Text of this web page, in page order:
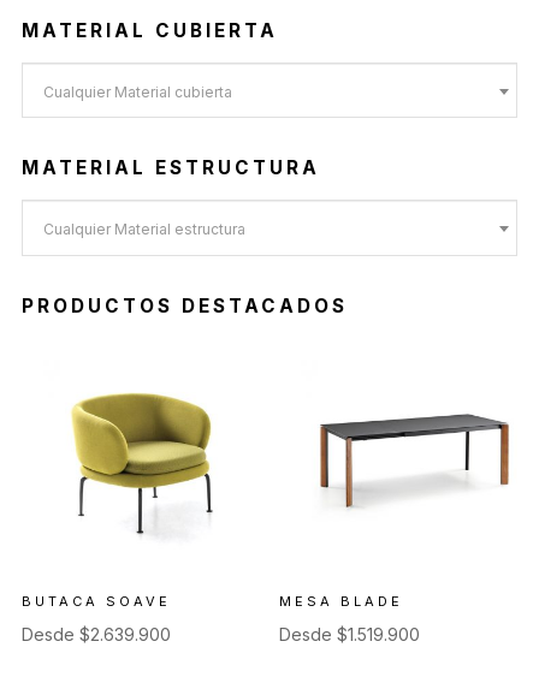
MATERIAL CUBIERTA
Cualquier Material cubierta
MATERIAL ESTRUCTURA
Cualquier Material estructura
PRODUCTOS DESTACADOS
BUTACA SOAVE
Desde $2.639.900
MESA BLADE
Desde$1.519.900